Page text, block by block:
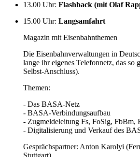
13.00 Uhr: Flashback (mit Olaf
15.00 Uhr: Langsamfahrt
Magazin mit Eisenbahnthemen
Die Eisenbahnverwaltungen in
lange ihr eigenes Telefonnetz, das so
Selbst-Anschluss).
Themen:
- Das BASA-Netz
- BASA-Verbindungsaufbau
- Zugmeldeleitung Fs, FoSig, FbBm,
- Digitalisierung und Verkauf des
Gesprächspartner: Anton Karolyi